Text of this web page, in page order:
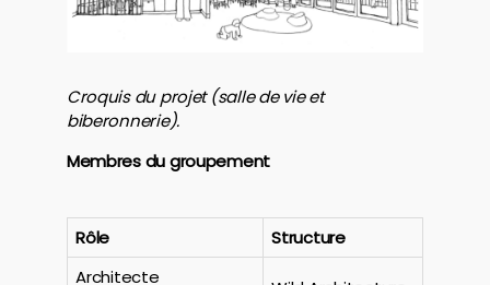
Croquis du projet (salle de vie et
biberonnerie).
Membres du groupement
Rôle
Structure
Architecte